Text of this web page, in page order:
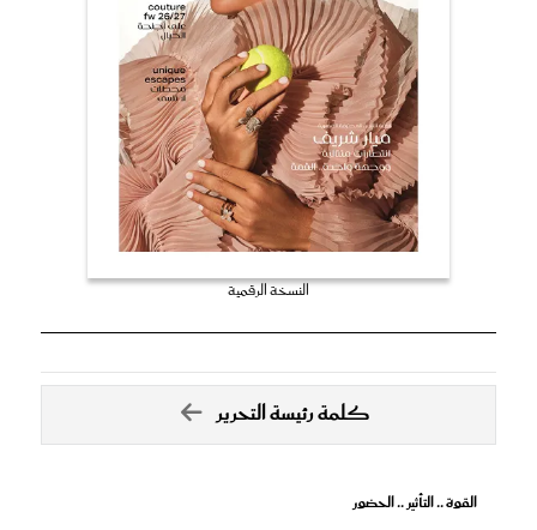
النسخة الرقمية
كلمة رئيسة التحرير
القوة .. التأثير .. الحضور